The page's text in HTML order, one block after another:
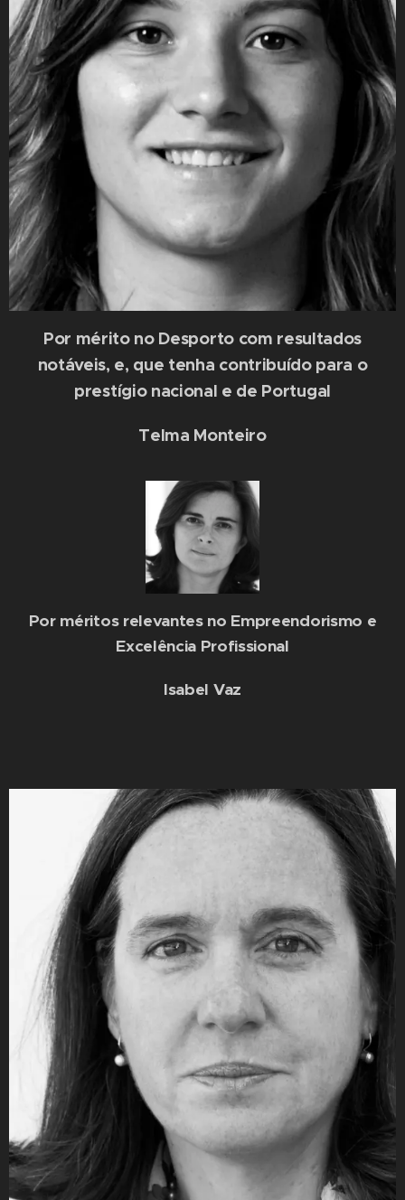
Por mérito no Desporto com resultados
notáveis, e, que tenha contribuído para o
prestígio nacional e de Portugal
Telma Monteiro
Por méritos relevantes no Empreendorismo e
Excelência Profissional
Isabel Vaz